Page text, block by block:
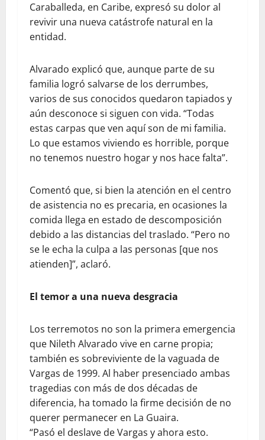
Caraballeda, en Caribe, expresó su dolor al
revivir una nueva catástrofe natural en la
entidad.
Alvarado explicó que, aunque parte de su
familia logró salvarse de los derrumbes,
varios de sus conocidos quedaron tapiados y
aún desconoce si siguen con vida. “Todas
estas carpas que ven aquí son de mi familia.
Lo que estamos viviendo es horrible, porque
no tenemos nuestro hogar y nos hace falta”.
Comentó que, si bien la atención en el centro
de asistencia no es precaria, en ocasiones la
comida llega en estado de descomposición
debido a las distancias del traslado. “Pero no
se le echa la culpa a las personas [que nos
atienden]”, aclaró.
El temor a una nueva desgracia
Los terremotos no son la primera emergencia
que Nileth Alvarado vive en carne propia;
también es sobreviviente de la vaguada de
Vargas de 1999. Al haber presenciado ambas
tragedias con más de dos décadas de
diferencia, ha tomado la firme decisión de no
querer permanecer en La Guaira.
​“Pasó el deslave de Vargas y ahora esto.